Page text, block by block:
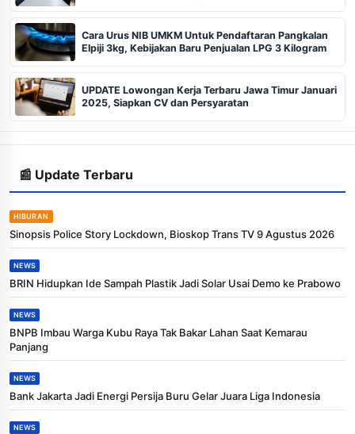
Cara Urus NIB UMKM Untuk Pendaftaran Pangkalan
Elpiji 3kg, Kebijakan Baru Penjualan LPG 3 Kilogram
UPDATE Lowongan Kerja Terbaru Jawa Timur Januari
2025, Siapkan CV dan Persyaratan
📰 Update Terbaru
HIBURAN
Sinopsis Police Story Lockdown, Bioskop Trans TV 9 Agustus 2026
NEWS
BRIN Hidupkan Ide Sampah Plastik Jadi Solar Usai Demo ke Prabowo
NEWS
BNPB Imbau Warga Kubu Raya Tak Bakar Lahan Saat Kemarau
Panjang
NEWS
Bank Jakarta Jadi Energi Persija Buru Gelar Juara Liga Indonesia
NEWS